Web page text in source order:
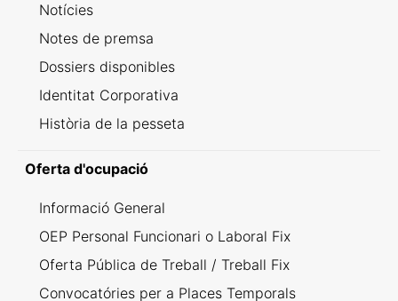
Notícies
Notes de premsa
Dossiers disponibles
Identitat Corporativa
Història de la pesseta
Oferta d'ocupació
Informació General
OEP Personal Funcionari o Laboral Fix
Oferta Pública de Treball / Treball Fix
Convocatóries per a Places Temporals